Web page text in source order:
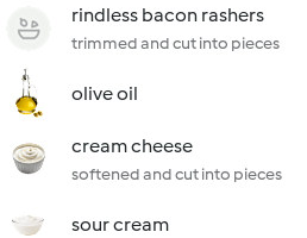
rindless bacon rashers
trimmed and cut into pieces
olive oil
cream cheese
softened and cut into pieces
sour cream